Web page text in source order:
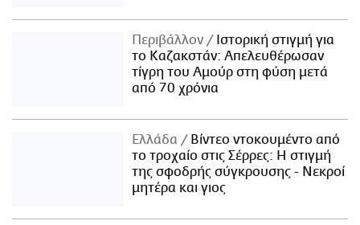
Περιβάλλον
Ιστορική στιγμή για
το Καζακστάν: Απελευθέρωσαν
τίγρη του Αμούρ στη φύση μετά
από 70 χρόνια
Ελλάδα
Βίντεο ντοκουμέντο από
το τροχαίο στις Σέρρες: Η στιγμή
της σφοδρής σύγκρουσης - Νεκροί
μητέρα και γιος